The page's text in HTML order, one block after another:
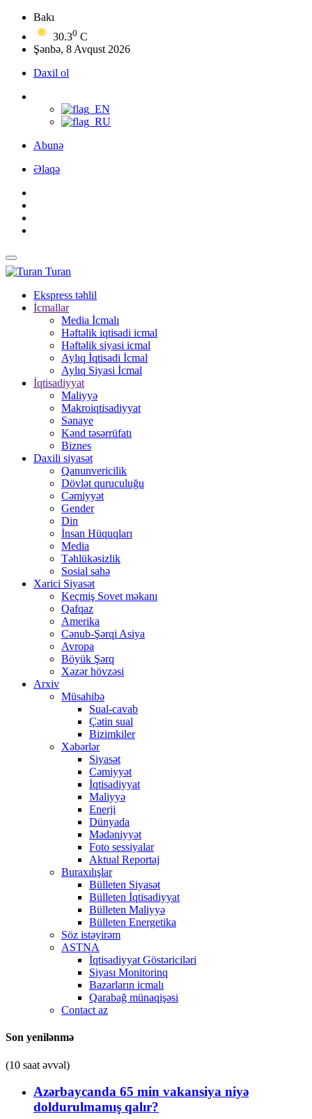
Bakı
30.30 C
Şənbə, 8 Avqust 2026
Daxil ol
Abunə
Əlaqə
Turan
Ekspress təhlil
İcmallar
Media İcmalı
Həftəlik iqtisadi icmal
Həftəlik siyasi icmal
Aylıq İqtisadi İcmal
Aylıq Siyasi İcmal
İqtisadiyyat
Maliyyə
Makroiqtisadiyyat
Sənaye
Kənd təsərrüfatı
Biznes
Daxili siyasət
Qanunvericilik
Dövlət quruculuğu
Cəmiyyət
Gender
Din
İnsan Hüquqları
Media
Təhlükəsizlik
Sosial sahə
Xarici Siyasət
Keçmiş Sovet məkanı
Qafqaz
Amerika
Cənub-Şərqi Asiya
Avropa
Böyük Şərq
Xəzər hövzəsi
Arxiv
Müsahibə
Sual-cavab
Çətin sual
Bizimkiler
Xəbərlər
Siyasət
Cəmiyyət
İqtisadiyyat
Maliyyə
Enerji
Dünyada
Mədəniyyət
Foto sessiyalar
Aktual Reportaj
Buraxılışlar
Bülleten Siyasət
Bülleten İqtisadiyyat
Bülleten Maliyyə
Bülleten Energetika
Söz istəyirəm
ASTNA
İqtisadiyyat Göstəriciləri
Siyası Monitorinq
Bazarların icmalı
Qarabağ münaqişəsi
Contact az
Son yenilənmə
(10 saat əvvəl)
Azərbaycanda 65 min vakansiya niyə
doldurulmamış qalır?